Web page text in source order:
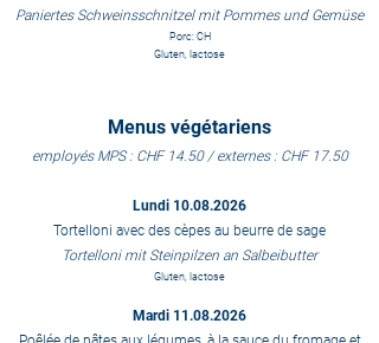
Paniertes Schweinsschnitzel mit Pommes und Gemüse
Porc: CH
Gluten, lactose
Menus végétariens
employésMPS: CHF 14.50 / externes : CHF 17.50
Lundi 10.08.2026
Tortelloni avec des cèpes au beurre de sage
Tortelloni mit Steinpilzen an Salbeibutter
Gluten, lactose
Mardi 11.08.2026